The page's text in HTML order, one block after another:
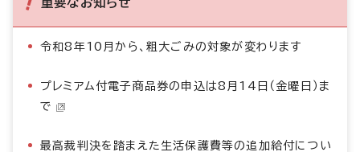
令和8年10月から、粗大ごみの対象が変わります
プレミアム付電子商品券の申込は8月14日（金曜日）ま
で
最高裁判決を踏まえた生活保護費等の追加給付につい